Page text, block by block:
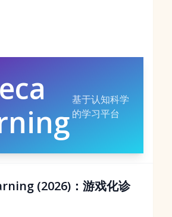
基于认知科学
的学习平台
(2026)：游戏化诊